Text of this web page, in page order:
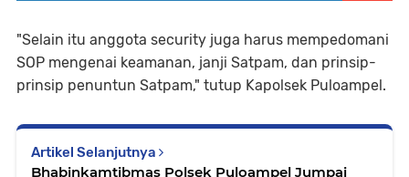
"Selain itu anggota security juga harus mempedomani
SOP mengenai keamanan, janji Satpam, dan prinsip-
prinsip penuntun Satpam," tutup Kapolsek Puloampel.
Artikel Selanjutnya
Bhabinkamtibmas Polsek Puloampel Jumpai